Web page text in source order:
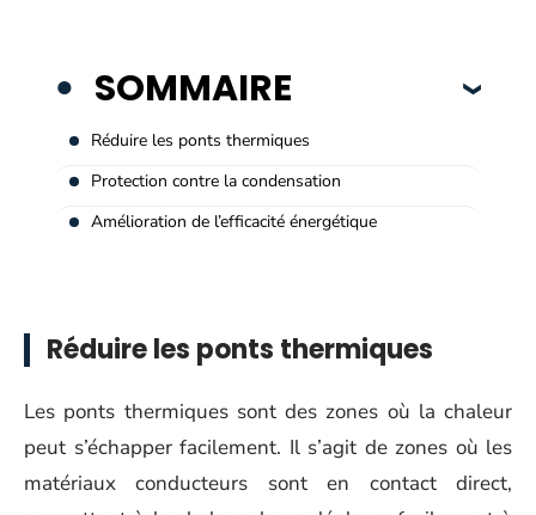
SOMMAIRE
Réduire les ponts thermiques
Protection contre la condensation
Amélioration de l’efficacité énergétique
Réduire les ponts thermiques
Les ponts thermiques sont des zones où la chaleur
peut s’échapper facilement. Il s’agit de zones où les
matériaux conducteurs sont en contact direct,